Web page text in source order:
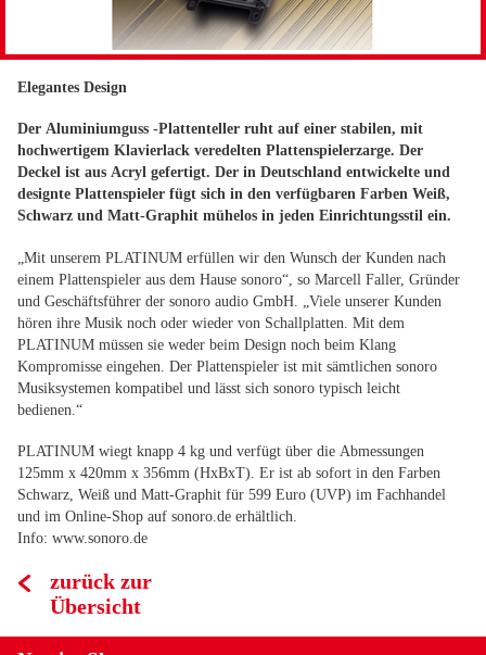
Elegantes Design
Der Aluminiumguss -Plattenteller ruht auf einer stabilen, mit
hochwertigem Klavierlack veredelten Plattenspielerzarge. Der
Deckel ist aus Acryl gefertigt. Der in Deutschland entwickelte und
designte Plattenspieler fügt sich in den verfügbaren Farben Weiß,
Schwarz und Matt-Graphit mühelos in jeden Einrichtungsstil ein.
„Mit unserem PLATINUM erfüllen wir den Wunsch der Kunden nach
einem Plattenspieler aus dem Hause sonoro“, so Marcell Faller, Gründer
und Geschäftsführer der sonoro audio GmbH. „Viele unserer Kunden
hören ihre Musik noch oder wieder von Schallplatten. Mit dem
PLATINUM müssen sie weder beim Design noch beim Klang
Kompromisse eingehen. Der Plattenspieler ist mit sämtlichen sonoro
Musiksystemen kompatibel und lässt sich sonoro typisch leicht
bedienen.“
PLATINUM wiegt knapp 4 kg und verfügt über die Abmessungen
125mm x 420mm x 356mm (HxBxT). Er ist ab sofort in den Farben
Schwarz, Weiß und Matt-Graphit für 599 Euro (UVP) im Fachhandel
und im Online-Shop auf sonoro.de erhältlich.
Info: www.sonoro.de
zurück zur
Übersicht